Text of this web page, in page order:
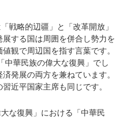
戦略的辺疆」と「改革開放」
する国は周囲を併合し勢力を
観で周辺国を指す言葉です。
中華民族の偉大な復興」でし
発展の両方を兼ねています。
近平国家主席も同じです。
な復興」における「中華民